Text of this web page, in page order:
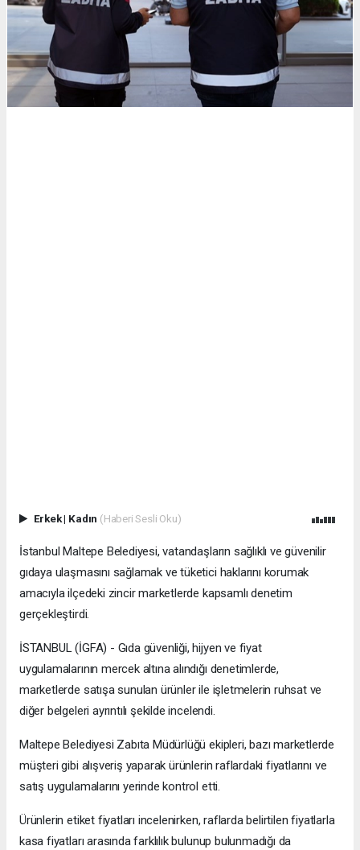
Erkek| Kadın (Haberi Sesli Oku)
İstanbul Maltepe Belediyesi, vatandaşların sağlıklı ve güvenilir
gıdaya ulaşmasını sağlamak ve tüketici haklarını korumak
amacıyla ilçedeki zincir marketlerde kapsamlı denetim
gerçekleştirdi.
İSTANBUL (İGFA) - Gıda güvenliği, hijyen ve fiyat
uygulamalarının mercek altına alındığı denetimlerde,
marketlerde satışa sunulan ürünler ile işletmelerin ruhsat ve
diğer belgeleri ayrıntılı şekilde incelendi.
Maltepe Belediyesi Zabıta Müdürlüğü ekipleri, bazı marketlerde
müşteri gibi alışveriş yaparak ürünlerin raflardaki fiyatlarını ve
satış uygulamalarını yerinde kontrol etti.
Ürünlerin etiket fiyatları incelenirken, raflarda belirtilen fiyatlarla
kasa fiyatları arasında farklılık bulunup bulunmadığı da